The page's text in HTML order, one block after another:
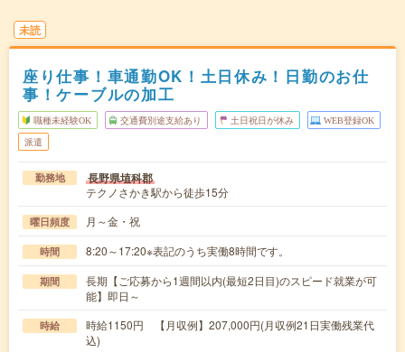
未読
座り仕事！車通勤OK！土日休み！日勤のお仕
事！ケーブルの加工
職種未経験OK 交通費別途支給あり 土日祝日が休み WEB登録OK
派遣
勤務地 長野県埴科郡
テクノさかき駅から徒歩15分
曜日頻度 月～金・祝
時間 8:20～17:20※表記のうち実働8時間です。
期間
長期【ご応募から1週間以内(最短2日目)のスピード就業が可
能】即日～
時給
時給1150円 【月収例】207,000円(月収例21日実働残業代
込)